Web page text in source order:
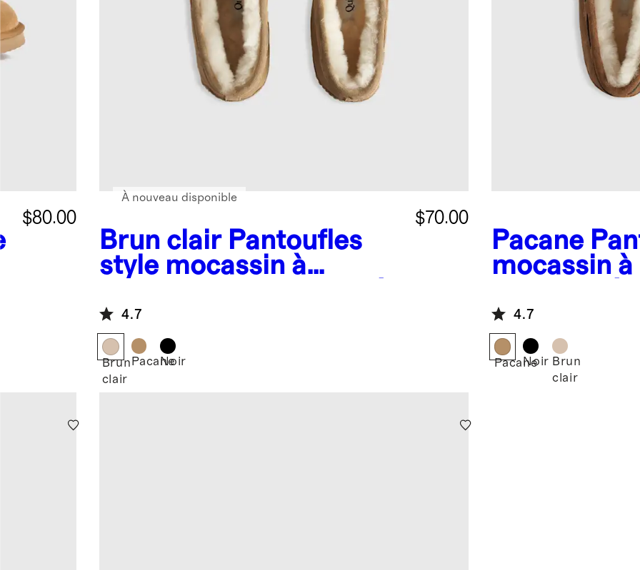
$80.00
Brun clair Pantoufles
style mocassin à
australienne
$70.00
À nouveau disponible
4.7
Brun
clair
PacaneNoir
Pacane
mocassin
australienne
4.7
PacaneNoir Brun
clair